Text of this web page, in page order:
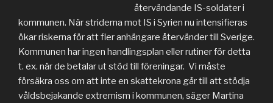
återvändande IS-soldater i
kommunen. När striderna mot IS i Syrien nu intensifieras
ökar riskerna för att fler anhängare återvänder till Sverige.
Kommunen har ingen handlingsplan eller rutiner för detta
t. ex. när de betalar ut stöd till föreningar. Vi måste
försäkra oss om att inte en skattekrona går till att stödja
våldsbejakande extremism i kommunen, säger Martina